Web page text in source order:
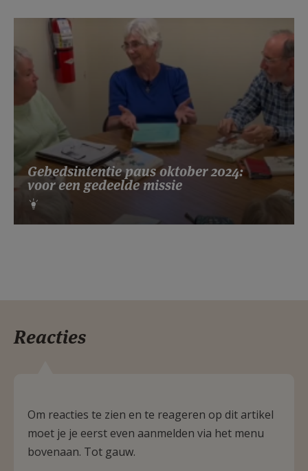
Gebedsintentie paus oktober 2024:
voor een gedeelde missie
Reacties
Om reacties te zien en te reageren op dit artikel
moet je je eerst even aanmelden via het menu
bovenaan. Tot gauw.